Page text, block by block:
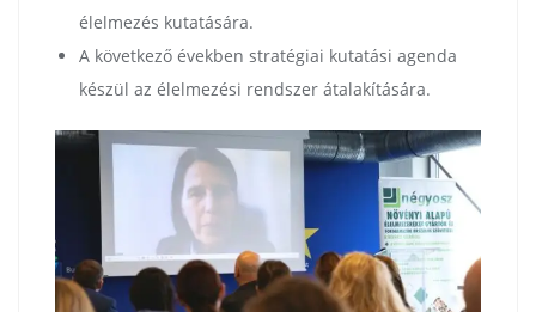
élelmezés kutatására.
A következő években stratégiai kutatási agenda
készül az élelmezési rendszer átalakítására.